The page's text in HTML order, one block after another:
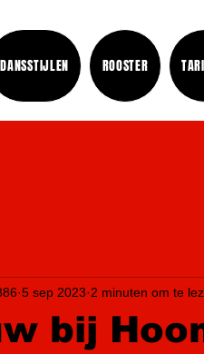
DANSSTIJLEN ROOSTER
bij
5 sep 2023 2 minuten om te